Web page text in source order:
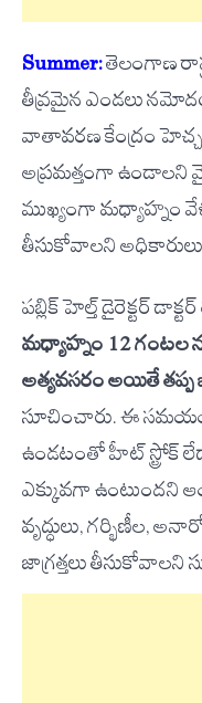
Summer:తెలంగాణ
తీవ్రమైన ఎండలు
వాతావరణ కేంద్రం
అప్రమత్తంగా ఉండాలని
ముఖ్యంగా మధ్యాహ్నం
తీసుకోవాలని
పబ్లిక్ హెల్త్ డైరెక్టర్
మధ్యాహ్నం 12 గంటల
అత్యవసరం అయితే తప్ప
సూచించారు. ఈ
ఉండటంతో హీట్ స్ట్రోక్
ఎక్కువగా ఉంటుందని
వృద్ధులు, గర్భిణీల,
జాగ్రత్తలు తీసుకోవాలని